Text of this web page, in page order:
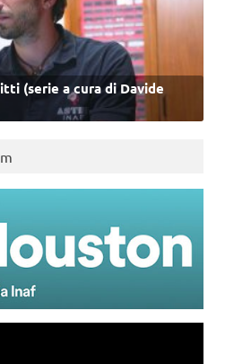
(serie a cura di Davide